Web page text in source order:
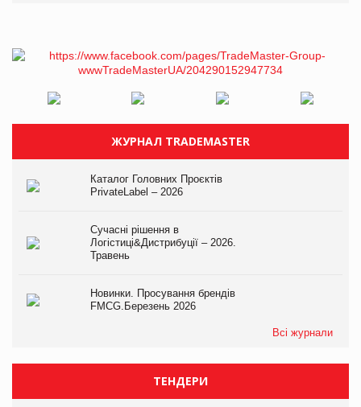
ЖУРНАЛ TRADEMASTER
Каталог Головних Проєктів
PrivateLabel – 2026
Сучасні рішення в
Логістиці&Дистрибуції – 2026.
Травень
Новинки. Просування брендів
FMCG.Березень 2026
Всі журнали
ТЕНДЕРИ